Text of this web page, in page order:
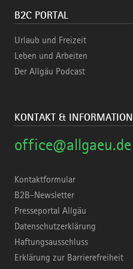
B2C PORTAL
Urlaub und Freizeit
Leben und Arbeiten
Der Allgäu Podcast
KONTAKT & INFORMATION
office@allgaeu.de
Kontaktformular
B2B-Newsletter
Presseportal Allgäu
Datenschutzerklärung
Haftungsausschluss
Erklärung zur Barrierefreiheit